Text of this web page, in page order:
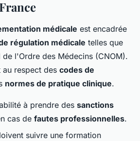
médicale est encadrée
régulation médicale telles que
de l'Ordre des Médecins (CNOM).
au respect des codes de
normes de pratique clinique.
à prendre des sanctions
cas de fautes professionnelles.
suivre une formation